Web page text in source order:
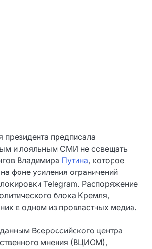
президента предписала
и лояльным СМИ не освещать
Владимира Путина, которое
фоне усиления ограничений
Telegram. Распоряжение
блока Кремля,
в одном из провластных медиа.
Всероссийского центра
мнения (ВЦИОМ),